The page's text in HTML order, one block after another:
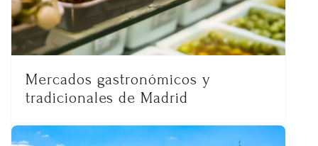
Mercados gastronómicos y
tradicionales de Madrid